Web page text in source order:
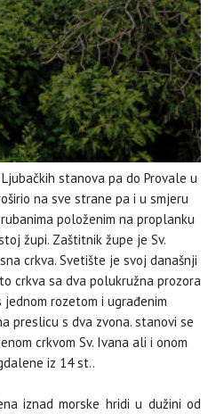
stanova pa do Provale u
na sve strane pa i u smjeru
položenim na proplanku
župi. Zaštitnik župe je Sv.
crkva. Svetište je svoj današnji
crkva sa dva polukružna prozora
rozetom i ugrađenim
preslicu s dva zvona. stanovi se
crkvom Sv. Ivana ali i onom
iz 14 st..
iznad morske hridi u dužini od